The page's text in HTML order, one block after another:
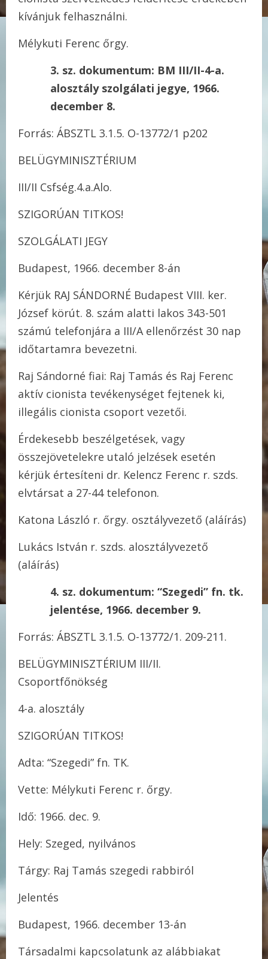
kívánjuk felhasználni.
Mélykuti Ferenc őrgy.
3. sz. dokumentum: BM III/II-4-a.
alosztály szolgálati jegye, 1966.
december 8.
Forrás: ÁBSZTL 3.1.5. O-13772/1 p202
BELÜGYMINISZTÉRIUM
III/II Csfség.4.a.Alo.
SZIGORÚAN TITKOS!
SZOLGÁLATI JEGY
Budapest, 1966. december 8-án
Kérjük RAJ SÁNDORNÉ Budapest VIII. ker.
József körút. 8. szám alatti lakos 343-501
számú telefonjára a III/A ellenőrzést 30 nap
időtartamra bevezetni.
Raj Sándorné fiai: Raj Tamás és Raj Ferenc
aktív cionista tevékenységet fejtenek ki,
illegális cionista csoport vezetői.
Érdekesebb beszélgetések, vagy
összejövetelekre utaló jelzések esetén
kérjük értesíteni dr. Kelencz Ferenc r. szds.
elvtársat a 27-44 telefonon.
Katona László r. őrgy. osztályvezető (aláírás)
Lukács István r. szds. alosztályvezető
(aláírás)
4. sz. dokumentum: “Szegedi” fn. tk.
jelentése, 1966. december 9.
Forrás: ÁBSZTL 3.1.5. O-13772/1. 209-211.
BELÜGYMINISZTÉRIUM III/II.
Csoportfőnökség
4-a. alosztály
SZIGORÚAN TITKOS!
Adta: “Szegedi” fn. TK.
Vette: Mélykuti Ferenc r. őrgy.
Idő: 1966. dec. 9.
Hely: Szeged, nyilvános
Tárgy: Raj Tamás szegedi rabbiról
Jelentés
Budapest, 1966. december 13-án
Társadalmi kapcsolatunk az alábbiakat